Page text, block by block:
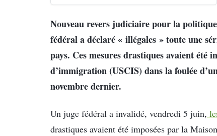
Nouveau revers judiciaire pour la
fédéral a déclaré « illégales » toute une
pays. Ces mesures drastiques avaient été
d’immigration (USCIS) dans la foulée
novembre dernier.
Un juge fédéral a invalidé, vendredi 5 juin,
drastiques avaient été imposées par la